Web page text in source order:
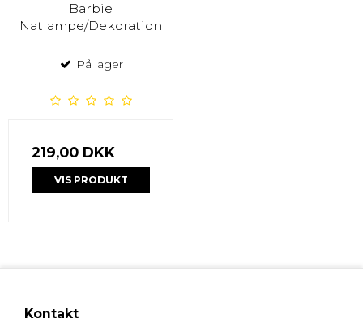
Barbie
Natlampe/Dekoration
På lager
219,00 DKK
VIS PRODUKT
Kontakt